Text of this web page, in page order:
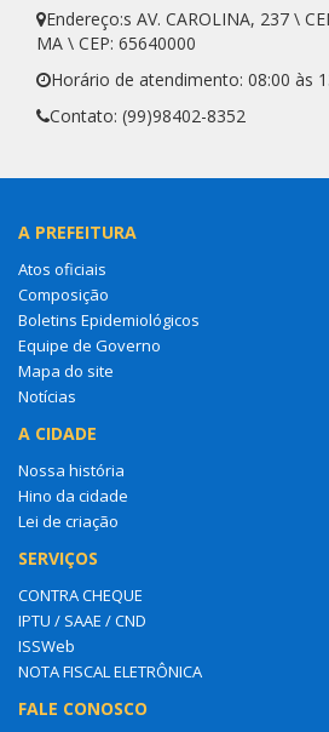
Endereço:s AV. CAROLINA, 237 \
MA \ CEP: 65640000
Horário de atendimento: 08:00 às
Contato: (99)98402-8352
A PREFEITURA
Atos oficiais
Composição
Boletins Epidemiológicos
Equipe de Governo
Mapa do site
Notícias
A CIDADE
Nossa história
Hino da cidade
Lei de criação
SERVIÇOS
CONTRA CHEQUE
IPTU / SAAE / CND
ISSWeb
NOTA FISCAL ELETRÔNICA
FALE CONOSCO